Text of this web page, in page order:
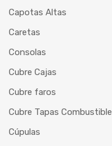
Capotas Altas
Caretas
Consolas
Cubre Cajas
Cubre faros
Cubre Tapas Combustible
Cúpulas